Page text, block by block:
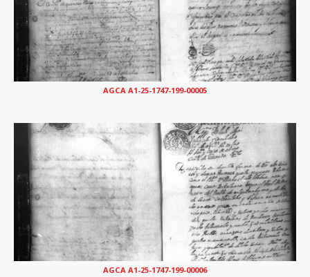
AGCA A1-25-1747-199-00005
AGCA A1-25-1747-199-00006